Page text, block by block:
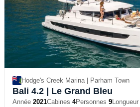
Hodge's Creek Marina | Parham Town
Bali 4.2 | Le Grand Bleu
Année 2021Cabines 4Personnes 9Longueur